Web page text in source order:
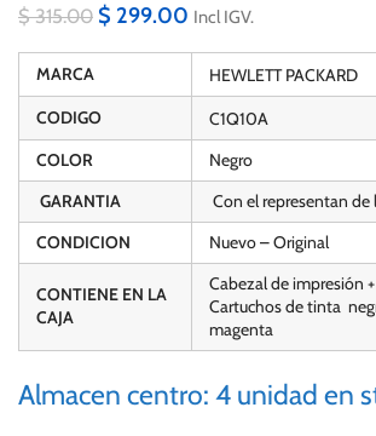
$315.00 $ 299.00 Incl IGV.
MARCA
HEWLETT PACKARD
CODIGO
C1Q10A
COLOR
Negro
GARANTIA
Con el representan de
CONDICION
Nuevo – Original
CONTIENE EN LA
CAJA
Cabezal de impresión +
Cartuchos de tinta
magenta
Almacen centro: 4 unidad en